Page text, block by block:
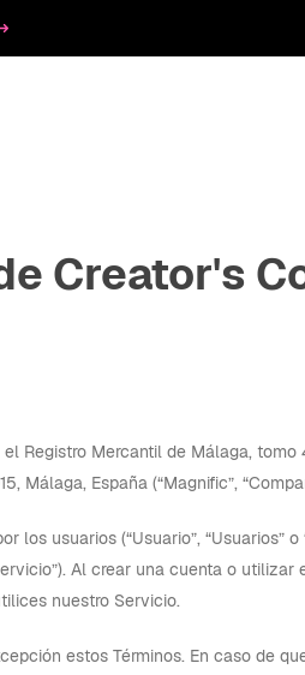
Creator's
Registro Mercantil de Málaga,
España (“Magnific”,
los usuarios (“Usuario”, “Usuarios”
Al crear una cuenta o
nuestro Servicio.
estos Términos. En caso de